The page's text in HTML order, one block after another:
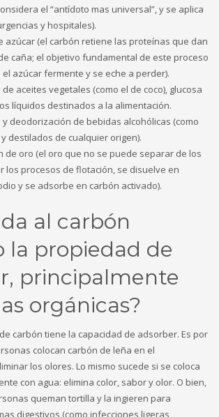
el “antídoto mas universal”, y se aplica
y hospitales).
azúcar (el carbón retiene las proteínas que dan
caña; el objetivo fundamental de este proceso
azúcar fermente y se eche a perder).
aceites vegetales (como el de coco), glucosa
líquidos destinados a la alimentación.
deodorización de bebidas alcohólicas (como
destilados de cualquier origen).
de oro (el oro que no se puede separar de los
los procesos de flotación, se disuelve en
y se adsorbe en carbón activado).
al carbón
la propiedad de
principalmente
orgánicas?
carbón tiene la capacidad de adsorber. Es por
colocan carbón de leña en el
los olores. Lo mismo sucede si se coloca
con agua: elimina color, sabor y olor. O bien,
queman tortilla y la ingieren para
digestivos (como infecciones ligeras,